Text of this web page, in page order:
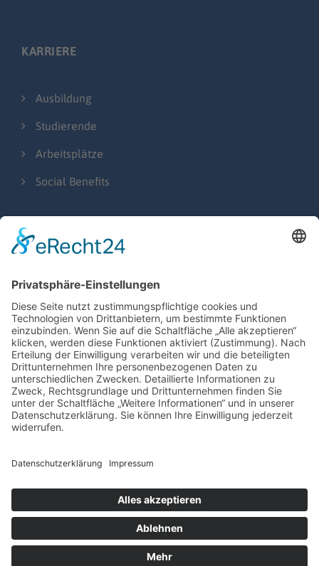
KARRIERE
Ausbildung
Studierende
Arbeitsplätze
Social Benefits
Presseberichte
Messen & Events
Hinter den Kulissen
Bewerbung
© 2024 Ernst Knoll Feinmechanik
Impressum
Datenschutz Kontakt
English